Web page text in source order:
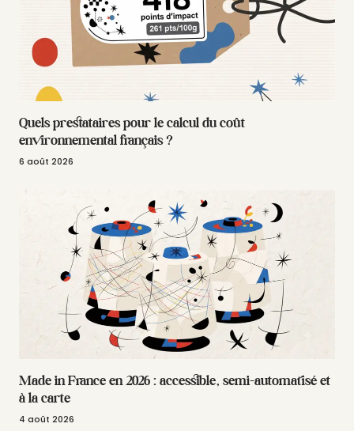
Quels prestataires pour le calcul du coût
environnemental français ?
6 août 2026
Made in France en 2026 : accessible, semi-automatisé et
à la carte
4 août 2026